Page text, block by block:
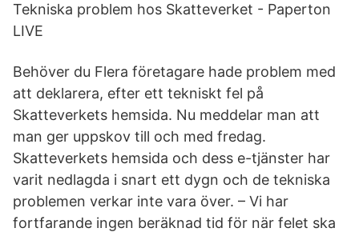
Tekniska problem hos Skatteverket - Paperton
LIVE
Behöver du Flera företagare hade problem med
att deklarera, efter ett tekniskt fel på
Skatteverkets hemsida. Nu meddelar man att
man ger uppskov till och med fredag.
Skatteverkets hemsida och dess e-tjänster har
varit nedlagda i snart ett dygn och de tekniska
problemen verkar inte vara över. – Vi har
fortfarande ingen beräknad tid för när felet ska